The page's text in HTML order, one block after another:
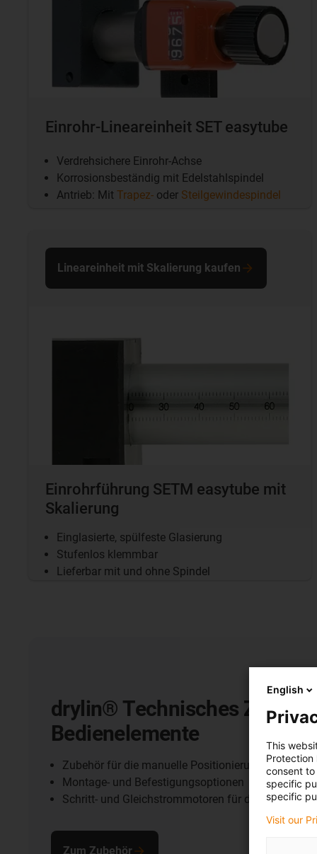
Einrohr-Lineareinheit SET easytube
Verdrehsichere Einrohr-Achse
Korrosionsbeständig mit Edelstahlspindel
Antrieb: Mit Trapez- oder Steilgewindespindel
Einrohrführung SETM easytube mit
Skalierung
Einglasierte, spülfeste Glasierung
Stufenlos klemmbar
Lieferbar mit und ohne Spindel
Lineareinheit mit Skalierung kaufen
drylin® Technisches
Bedienelemente
Zubehör für die manuelle Positionierung und
Montage- und Befestigungsoptionen
Schritt- und Gleichstrommotoren für den
Zum Zubehör
English
This
Protection
consent
specific
specific
Visit our